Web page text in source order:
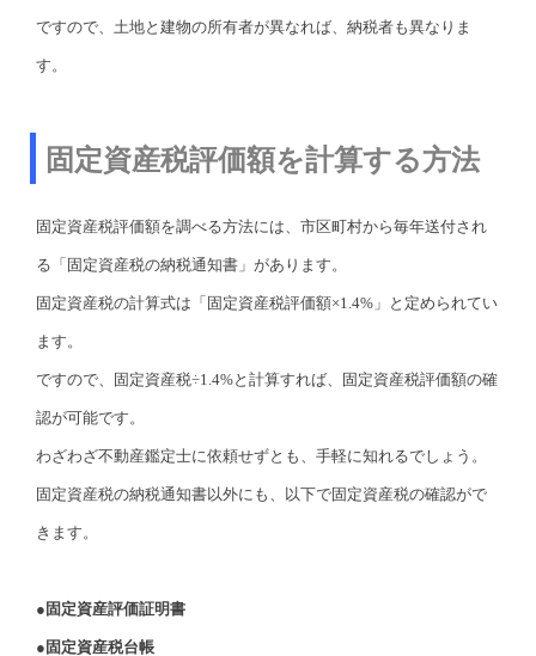
ですので、土地と建物の所有者が異なれば、納税者も異なりま
す。
固定資産税評価額を計算する方法
固定資産税評価額を調べる方法には、市区町村から毎年送付され
る「固定資産税の納税通知書」があります。
固定資産税の計算式は「固定資産税評価額×1.4%」と定められてい
ます。
ですので、固定資産税÷1.4%と計算すれば、固定資産税評価額の確
認が可能です。
わざわざ不動産鑑定士に依頼せずとも、手軽に知れるでしょう。
固定資産税の納税通知書以外にも、以下で固定資産税の確認がで
きます。
●固定資産評価証明書
●固定資産税台帳